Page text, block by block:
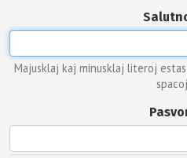
Majusklaj kaj minusklaj literoj